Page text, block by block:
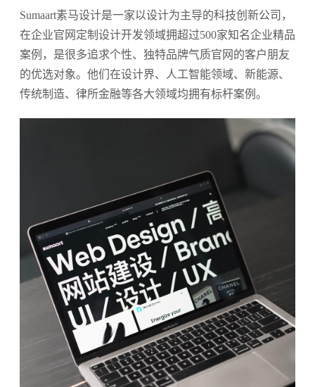
Sumaart素马设计是一家以设计为主导的科技创新公司，
在企业官网定制设计开发领域拥超过500家知名企业精品
案例，是很多追求个性、独特品牌气质官网的客户朋友
的优选对象。他们在设计界、人工智能领域、新能源、
传统制造、律所金融等各大领域均拥有标杆案例。